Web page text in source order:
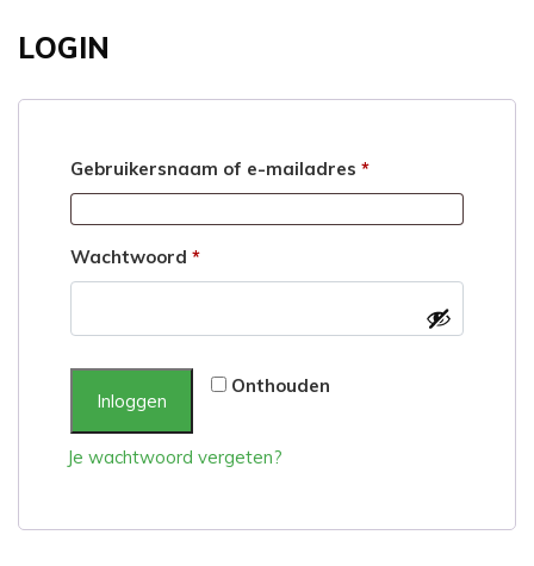
LOGIN
Gebruikersnaam of e-mailadres *Vereist
Wachtwoord *Vereist
Onthouden
Inloggen
Je wachtwoord vergeten?